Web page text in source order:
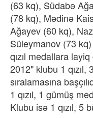
(63 kq), Südabə
(78 kq), Mədinə
Ağayev (60 kq),
Süleymanov (73
qızıl medallara
2012" klubu 1
sıralamasına
1 qızıl, 1 gümüş
Klubu isə 1 qızıl, 5